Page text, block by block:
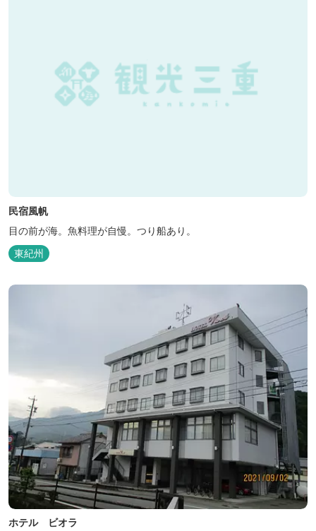
民宿風帆
目の前が海。魚料理が自慢。つり船あり。
東紀州
ホテル ビオラ